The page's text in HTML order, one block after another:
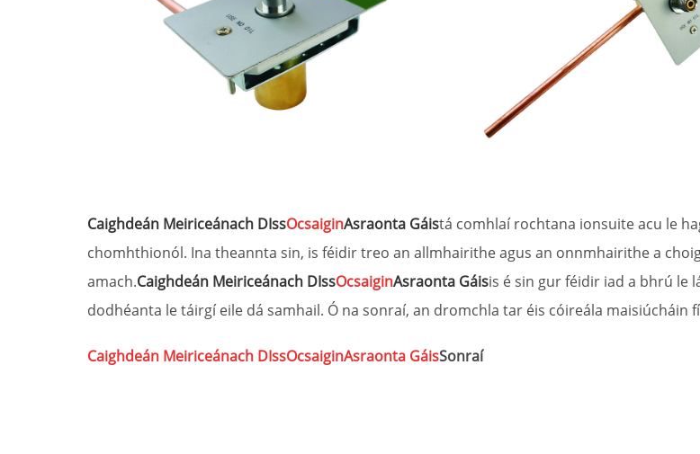
Caighdeán Meiriceánach DIssOcsaiginAsraonta Gáistá comhlaí rochtana ionsuite acu le
chomhthionól. Ina theannta sin, is féidir treo an allmhairithe agus an onnmhairithe a
amach.Caighdeán Meiriceánach DIssOcsaiginAsraonta Gáisis é sin gur féidir iad a bhrú le
dodhéanta le táirgí eile dá samhail. Ó na sonraí, an dromchla tar éis cóireála maisiúcháin
Caighdeán Meiriceánach DIssOcsaiginAsraonta GáisSonraí